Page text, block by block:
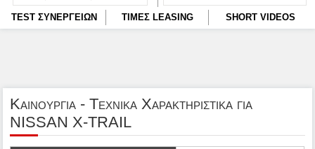
TEST ΣΥΝΕΡΓΕΙΩΝ ΤΙΜΕΣ LEASING SHORT VIDEOS
Καινουργια - Τεχνικα Χαρακτηριστικα για
NISSAN X-TRAIL